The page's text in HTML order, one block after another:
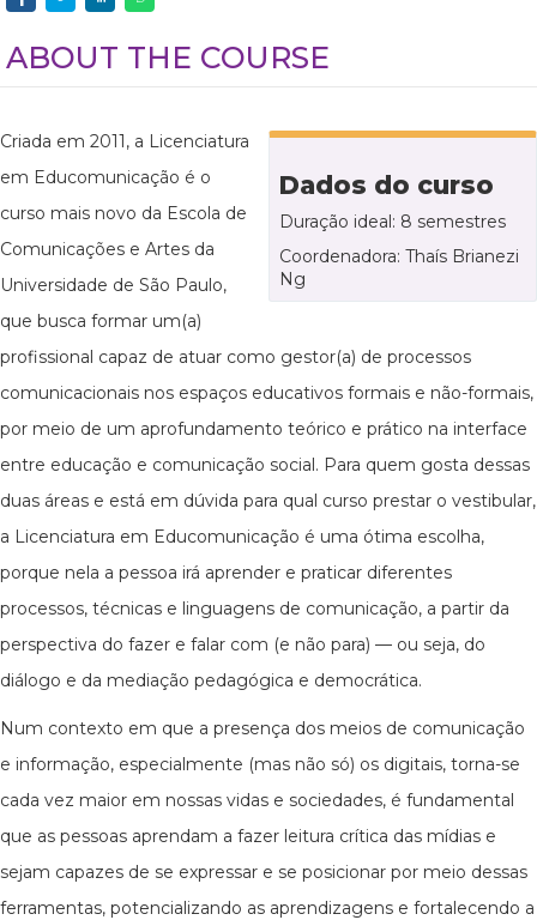
ABOUT THE COURSE
Dados do curso
Duração ideal: 8 semestres
Coordenadora: Thaís Brianezi
Ng
Criada em 2011, a Licenciatura
em Educomunicação é o
curso mais novo da Escola de
Comunicações e Artes da
Universidade de São Paulo,
que busca formar um(a)
profissional capaz de atuar como gestor(a) de processos
comunicacionais nos espaços educativos formais e não-formais,
por meio de um aprofundamento teórico e prático na interface
entre educação e comunicação social. Para quem gosta dessas
duas áreas e está em dúvida para qual curso prestar o vestibular,
a Licenciatura em Educomunicação é uma ótima escolha,
porque nela a pessoa irá aprender e praticar diferentes
processos, técnicas e linguagens de comunicação, a partir da
perspectiva do fazer e falar com (e não para) — ou seja, do
diálogo e da mediação pedagógica e democrática.
Num contexto em que a presença dos meios de comunicação
e informação, especialmente (mas não só) os digitais, torna-se
cada vez maior em nossas vidas e sociedades, é fundamental
que as pessoas aprendam a fazer leitura crítica das mídias e
sejam capazes de se expressar e se posicionar por meio dessas
ferramentas, potencializando as aprendizagens e fortalecendo a